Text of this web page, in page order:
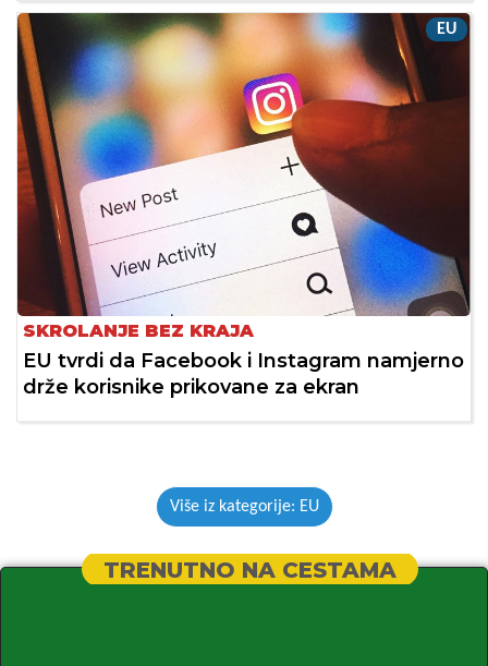
EU
SKROLANJE BEZ KRAJA
EU tvrdi da Facebook i Instagram namjerno
drže korisnike prikovane za ekran
Više iz kategorije: EU
TRENUTNO NA CESTAMA